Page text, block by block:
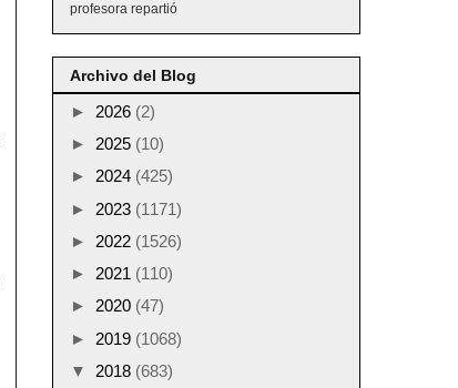
profesora repartió
Archivo del Blog
► 2026 (2)
► 2025 (10)
► 2024 (425)
► 2023 (1171)
► 2022 (1526)
► 2021 (110)
► 2020 (47)
► 2019 (1068)
▼ 2018 (683)